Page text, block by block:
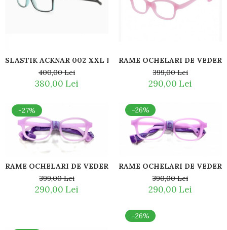
400,00 Lei
380,00 Lei
RAME OCHELARI DE
399,00 Lei
290,00 Lei
-27%
RAME OCHELARI DE VEDERE COPII MIRAFLEX MIKE 1 COL
399,00 Lei
290,00 Lei
-26%
RAME OCHELARI DE
390,00 Lei
290,00 Lei
-26%